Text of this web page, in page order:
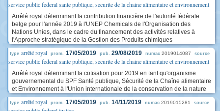
service public federal sante publique, securite de la chaine alimentaire et environnement
Arrêté royal déterminant la contribution financière de l'autorité fédérale
belge pour l'année 2019 à l'UNEP Chemicals de l'Organisation des
Nations Unies, dans le cadre du financement des activités relatives à
l'Approche stratégique de la Gestion des Produits chimiques
type arrêté royal prom. 17/05/2019 pub. 29/08/2019 numac 2019014087 source
service public federal sante publique, securite de la chaine alimentaire et environnement
Arrêté royal déterminant la cotisation pour 2019 en tant qu'organisme
gouvernemental du SPF Santé publique, Sécurité de la Chaîne alimentaire
et Environnement à l'Union internationale de la conservation de la nature
type arrêté royal prom. 17/05/2019 pub. 14/11/2019 numac 2019015281 source